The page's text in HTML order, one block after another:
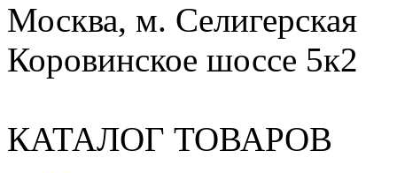
Москва, м. Селигерская
Коровинское шоссе 5к2
КАТАЛОГ ТОВАРОВ